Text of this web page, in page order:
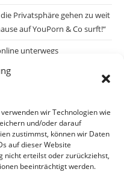
wir Technologien wie
und/oder darauf
zustimmst, können wir Daten
auf dieser Website
nicht erteilst oder zurückziehst,
beeinträchtigt werden.
Privatsphäre gehen zu weit
auf YouPorn & Co surft!“
unterwegs
nach einem Anschlag wäre